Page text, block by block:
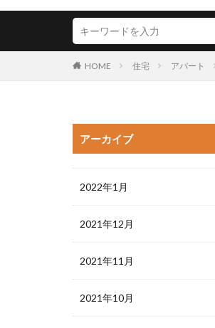
HOME 住宅 アパート
アーカイブ
2022年1月
2021年12月
2021年11月
2021年10月